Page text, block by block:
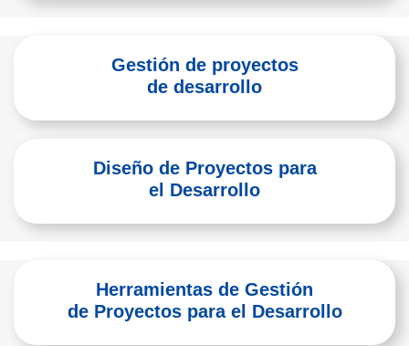
Gestión de proyectos
de desarrollo
Diseño de Proyectos para
el Desarrollo
Herramientas de Gestión
de Proyectos para el Desarrollo